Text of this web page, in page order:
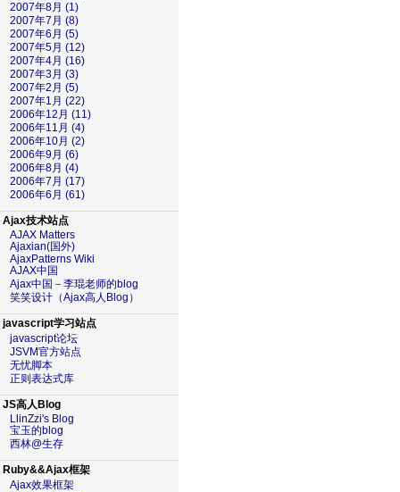
2007年8月 (1)
2007年7月 (8)
2007年6月 (5)
2007年5月 (12)
2007年4月 (16)
2007年3月 (3)
2007年2月 (5)
2007年1月 (22)
2006年12月 (11)
2006年11月 (4)
2006年10月 (2)
2006年9月 (6)
2006年8月 (4)
2006年7月 (17)
2006年6月 (61)
Ajax技术站点
AJAX Matters
Ajaxian(国外)
AjaxPatterns Wiki
AJAX中国
Ajax中国－李琨老师的blog
笑笑设计（Ajax高人Blog）
javascript学习站点
javascript论坛
JSVM官方站点
无忧脚本
正则表达式库
JS高人Blog
LlinZzi's Blog
宝玉的blog
西林@生存
Ruby&&Ajax框架
Ajax效果框架